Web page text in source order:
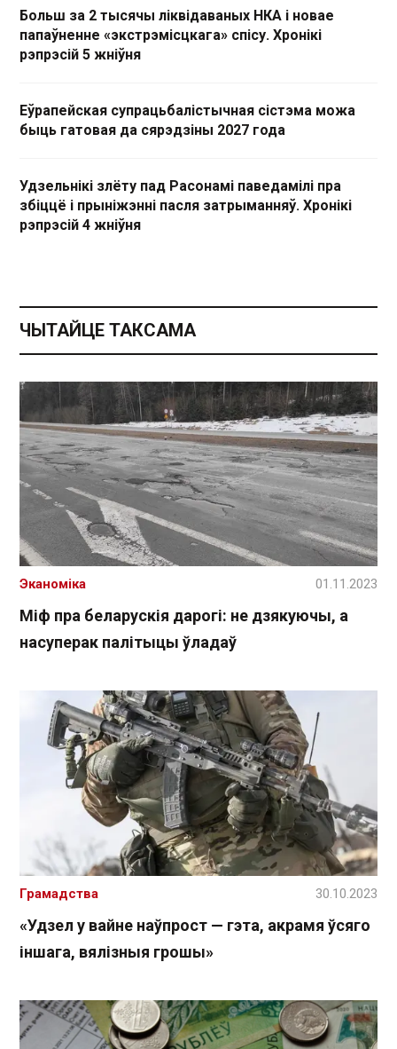
Больш за 2 тысячы ліквідаваных НКА і новае
папаўненне «экстрэмісцкага» спісу. Хронікі
рэпрэсій 5 жніўня
Еўрапейская супрацьбалістычная сістэма можа
быць гатовая да сярэдзіны 2027 года
Удзельнікі злёту пад Расонамі паведамілі пра
збіццё і прыніжэнні пасля затрыманняў. Хронікі
рэпрэсій 4 жніўня
ЧЫТАЙЦЕ ТАКСАМА
Міф пра беларускія дарогі: не дзякуючы, а
насуперак палітыцы ўладаў
Эканоміка 01.11.2023
«Удзел у вайне наўпрост — гэта, акрамя ўсяго
іншага, вялізныя грошы»
Грамадства 30.10.2023